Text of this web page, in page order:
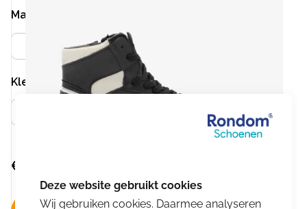
Kleur
Maat
€
Wij gebruiken cookies. Daarmee analyseren